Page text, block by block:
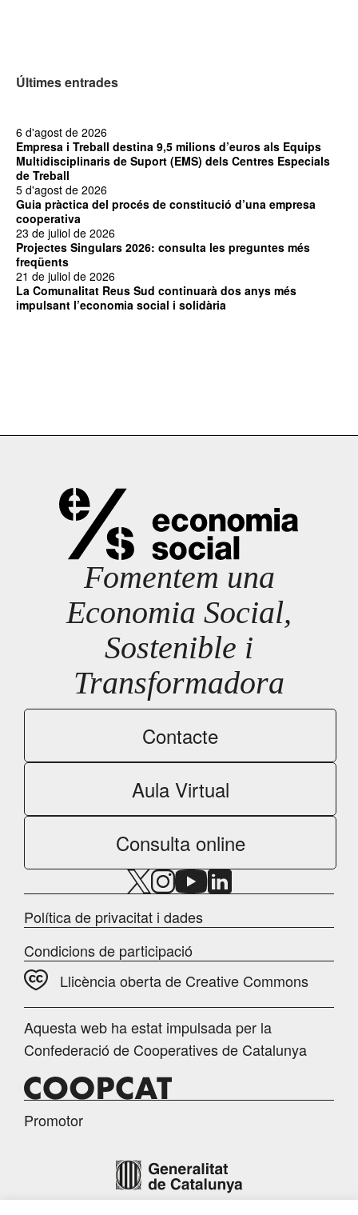
Últimes entrades
Empresa i Treball destina 9,5 milions d’euros als Equips
Multidisciplinaris de Suport (EMS) dels Centres Especials
de Treball
6 d'agost de 2026
Guia pràctica del procés de constitució d’una empresa
cooperativa
5 d'agost de 2026
Projectes Singulars 2026: consulta les preguntes més
freqüents
23 de juliol de 2026
La Comunalitat Reus Sud continuarà dos anys més
impulsant l’economia social i solidària
21 de juliol de 2026
Fomentem una
Economia Social,
Sostenible i
Transformadora
Contacte
Aula Virtual
Consulta online
Política de privacitat i dades
Condicions de participació
Llicència oberta de Creative Commons
Aquesta web ha estat impulsada per la
Confederació de Cooperatives de Catalunya
Promotor